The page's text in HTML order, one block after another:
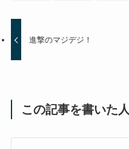
進撃のマジデジ！
この記事を書いた人